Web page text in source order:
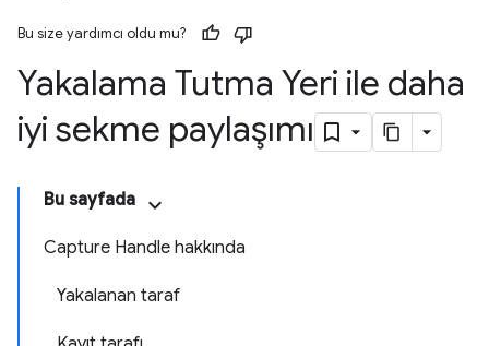
Bu size yardımcı oldu mu?
Yakalama Tutma Yeri ile daha
iyi sekme paylaşımı
Bu sayfada
Capture Handle hakkında
Yakalanan taraf